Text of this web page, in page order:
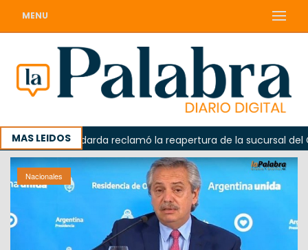
MENU
MAS LEIDOSOdarda reclamó la reapertura de la sucursal del
Nacionales